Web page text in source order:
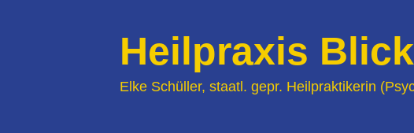
Heilpraxis
Elke Schüller, staatl. gepr. Heilpraktikerin